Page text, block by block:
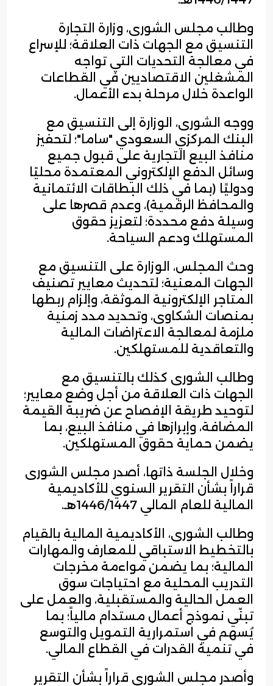
وطالب مجلس الشورى، وزارة التجارة
التنسيق مع الجهات ذات العلاقة؛ للإسراع
في معالجة التحديات التي تواجه
المشغلين الاقتصاديين في القطاعات
الواعدة خلال مرحلة بدء الأعمال.
ووجه الشورى، الوزارة إلى التنسيق مع
البنك المركزي السعودي "ساما"؛ لتحفيز
منافذ البيع التجارية على قبول جميع
وسائل الدفع الإلكتروني المعتمدة محليًا
ودوليًا (بما في ذلك البطاقات الائتمانية
والمحافظ الرقمية)، وعدم قصرها على
وسيلة دفع محددة؛ لتعزيز حقوق
المستهلك ودعم السياحة.
وحث المجلس، الوزارة على التنسيق مع
الجهات المعنية؛ لتحديث معايير تصنيف
المتاجر الإلكترونية الموثقة، وإلزام ربطها
بمنصات الشكاوى، وتحديد مدد زمنية
ملزمة لمعالجة الاعتراضات المالية
والتعاقدية للمستهلكين.
وطالب الشورى كذلك بالتنسيق مع
الجهات ذات العلاقة من أجل وضع معايير؛
لتوحيد طريقة الإفصاح عن ضريبة القيمة
المضافة، وإبرازها في منافذ البيع، بما
يضمن حماية حقوق المستهلكين.
وخلال الجلسة ذاتها، أصدر مجلس الشورى
قراراً بشأن التقرير السنوي للأكاديمية
المالية للعام المالي 1446/1447هـ.
وطالب الشورى، الأكاديمية المالية بالقيام
بالتخطيط الاستباقي للمعارف والمهارات
المالية؛ بما يضمن مواءمة مخرجات
التدريب المحلية مع احتياجات سوق
العمل الحالية والمستقبلية، والعمل على
تبنّي نموذج أعمال مستدام مالياً؛ بما
يُسهم في استمرارية التمويل والتوسع
في تنمية القدرات في القطاع المالي.
وأصدر مجلس الشورى قراراً بشأن التقرير